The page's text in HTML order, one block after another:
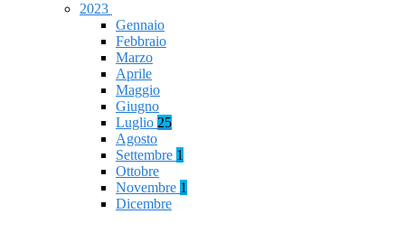
2023
Gennaio
Febbraio
Marzo
Aprile
Maggio
Giugno
Luglio 25
Agosto
Settembre 1
Ottobre
Novembre 1
Dicembre